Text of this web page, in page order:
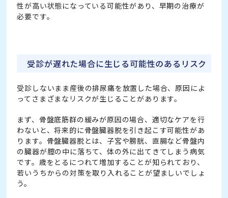
性が高い状態になっている可能性があり、早期の治療が
必要です。
受診が遅れた場合に生じる可能性のあるリスク
受診しないまま産後の排尿痛を放置した場合、原因によ
ってさまざまなリスクが生じることがあります。
まず、骨盤底筋群の緩みが原因の場合、適切なケアを行
わないと、将来的に骨盤臓器脱を引き起こす可能性があ
ります。骨盤臓器脱とは、子宮や膀胱、直腸など骨盤内
の臓器が膣の中に落ちて、体の外に出てきてしまう病気
です。歳をとるにつれて増加することが知られており、
若いうちからの対策を取り入れることが望ましいでしょ
う。